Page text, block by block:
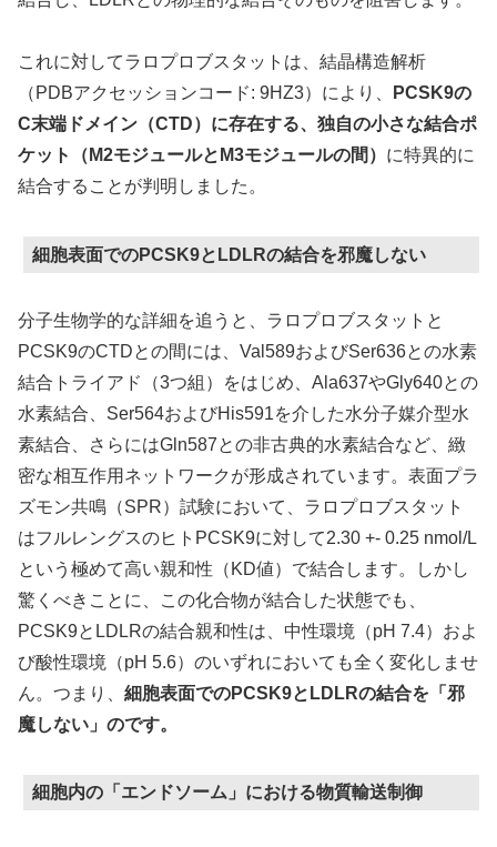
これに対してラロプロブスタットは、結晶構造解析
（PDBアクセッションコード: 9HZ3）により、
PCSK9の
C末端ドメイン（CTD）に存在する、独自の小さな結合ポ
ケット（M2モジュールとM3モジュールの間） に特異的に
結合することが判明しました。
細胞表面でのPCSK9とLDLRの結合を邪魔しない
分子生物学的な詳細を追うと、ラロプロブスタットと
PCSK9のCTDとの間には、Val589およびSer636との水素
結合トライアド（3つ組）をはじめ、Ala637やGly640との
水素結合、Ser564およびHis591を介した水分子媒介型水
素結合、さらにはGln587との非古典的水素結合など、緻
密な相互作用ネットワークが形成されています。表面プラ
ズモン共鳴（SPR）試験において、ラロプロブスタット
はフルレングスのヒトPCSK9に対して2.30 +- 0.25 nmol/L
という極めて高い親和性（KD値）で結合します。しかし
驚くべきことに、この化合物が結合した状態でも、
PCSK9とLDLRの結合親和性は、中性環境（pH 7.4）およ
び酸性環境（pH 5.6）のいずれにおいても全く変化しませ
ん。つまり、 細胞表面でのPCSK9とLDLRの結合を「邪
魔しない」のです。
細胞内の「エンドソーム」における物質輸送制御